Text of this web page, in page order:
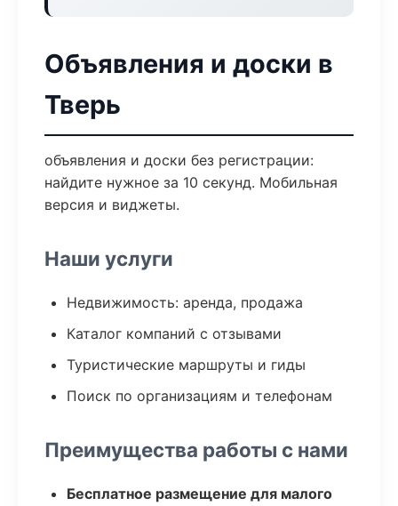
Объявления и доски в
Тверь
объявления и доски без регистрации:
найдите нужное за 10 секунд. Мобильная
версия и виджеты.
Наши услуги
Недвижимость: аренда, продажа
Каталог компаний с отзывами
Туристические маршруты и гиды
Поиск по организациям и телефонам
Преимущества работы с нами
Бесплатное размещение для малого